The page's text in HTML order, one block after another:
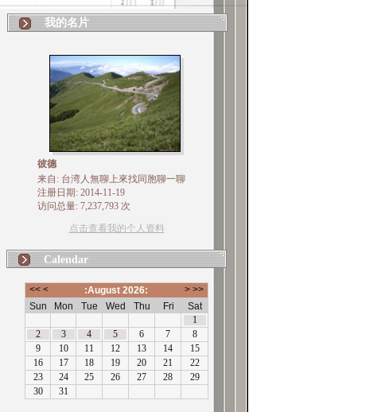
我的名片
彼德
来自: 台湾人無聊上來找同胞聊一聊
注册日期: 2014-11-19
访问总量: 7,237,793 次
点击查看我的个人资料
Calendar